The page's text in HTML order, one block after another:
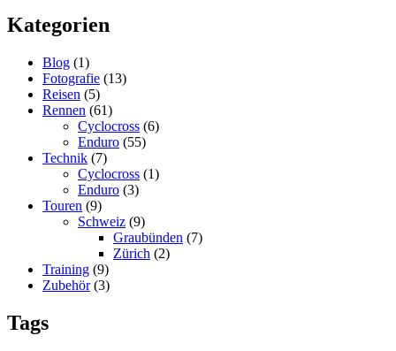
Kategorien
Blog (1)
Fotografie (13)
Reisen (5)
Rennen (61)
Cyclocross (6)
Enduro (55)
Technik (7)
Cyclocross (1)
Enduro (3)
Touren (9)
Schweiz (9)
Graubünden (7)
Zürich (2)
Training (9)
Zubehör(3)
Tags